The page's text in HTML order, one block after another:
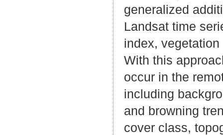
generalized
Landsat time
index,
With this
occur in the
including
and browning
cover class,